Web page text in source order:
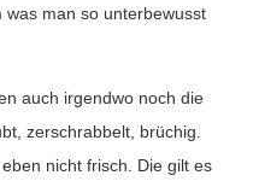
man so unterbewusst
auch irgendwo noch die
zerschrabbelt, brüchig.
nicht frisch. Die gilt es